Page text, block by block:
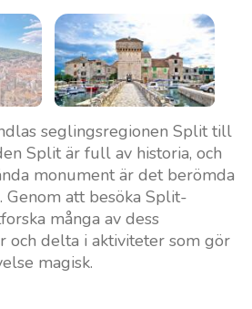
seglingsregionen Split till
Split är full av historia, och
monument är det berömda
Genom att besöka Split-
många av dess
och delta i aktiviteter som gör
magisk.